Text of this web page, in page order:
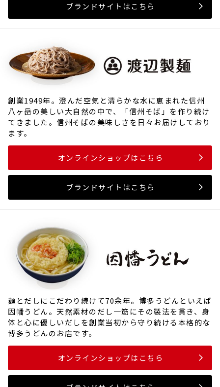
ブランドサイトはこちら
創業1949年。澄んだ空気と清らかな水に恵まれた信州
八ヶ岳の美しい大自然の中で、「信州そば」を作り続け
てきました。信州そばの美味しさを日々お届けしており
ます。
オンラインショップはこちら
ブランドサイトはこちら
麺とだしにこだわり続けて70余年。博多うどんといえば
因幡うどん。天然素材のだし一筋にその製法を貫き、身
体と心に優しいだしを創業当初から守り続ける本格的な
博多うどんのお店です。
オンラインショップはこちら